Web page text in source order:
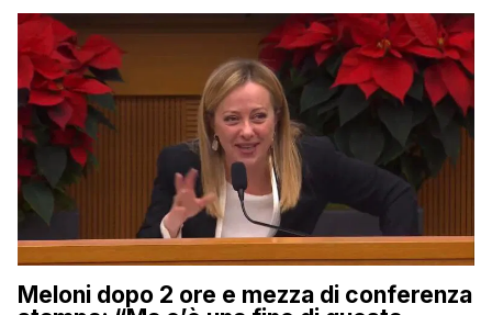
Meloni dopo 2 ore e mezza di conferenza